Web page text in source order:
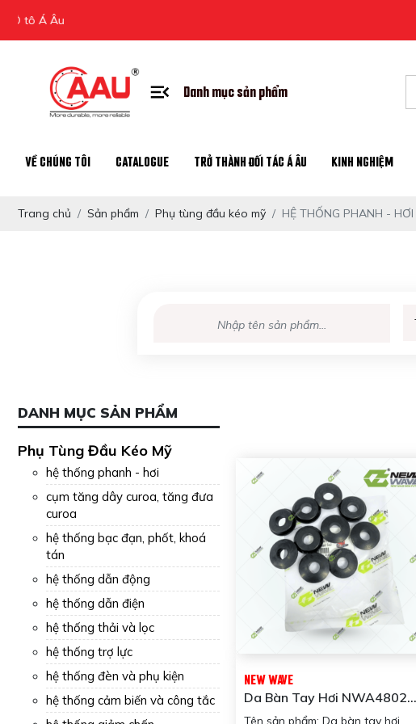
Danh mục sản phẩm
VỀ CHÚNG TÔI CATALOGUE TRỞ THÀNH ĐỐI TÁC Á ÂU KINH NGHIỆM
Trang chủ Sản phẩm Phụ tùng đầu kéo mỹ HỆ THỐNG PHANH - HƠI
DANH MỤC SẢN PHẨM
Phụ Tùng Đầu Kéo Mỹ
hệ thống phanh - hơi
cụm tăng dây curoa, tăng đưa
curoa
hệ thống bạc đạn, phốt, khoá
tán
hệ thống dẫn động
hệ thống dẫn điện
hệ thống thải và lọc
hệ thống trợ lực
hệ thống đèn và phụ kiện
hệ thống cảm biến và công tắc
NEW WAVE
Da Bàn Tay Hơi NWA48029
New Wave
Tên sản phẩm: Da bàn tay hơi